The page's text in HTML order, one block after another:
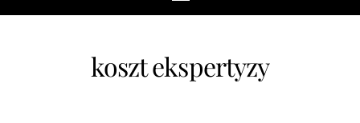
koszt ekspertyzy